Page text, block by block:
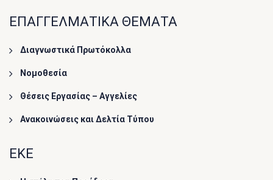
ΕΠΑΓΓΕΛΜΑΤΙΚΑ ΘΕΜΑΤΑ
Διαγνωστικά Πρωτόκολλα
Νομοθεσία
Θέσεις Εργασίας – Αγγελίες
Ανακοινώσεις και Δελτία Τύπου
ΕΚΕ